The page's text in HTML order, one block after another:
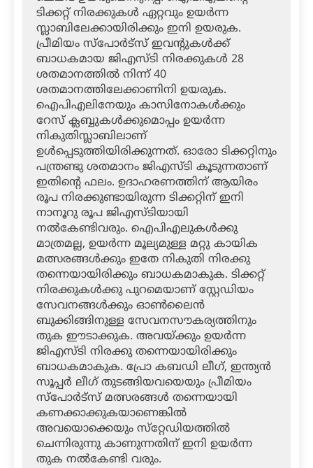
ടിക്കറ്റ് നിരക്കുകള്‍ ഏറ്റവും ഉയര്‍ന്ന
സ്ലാബിലേക്കായിരിക്കും ഇനി ഉയരുക.
പ്രീമിയം സ്‌പോര്‍ട്‌സ് ഇവന്റുകള്‍ക്ക്
ബാധകമായ ജിഎസ്ടി നിരക്കുകള്‍ 28
ശതമാനത്തില്‍ നിന്ന് 40
ശതമാനത്തിലേക്കാണിനി ഉയരുക.
ഐപിഎലിനേയും കാസിനോകള്‍ക്കും
റേസ് ക്ലബ്ബുകള്‍ക്കുമൊപ്പം ഉയര്‍ന്ന
നികുതിസ്ലാബിലാണ്
ഉള്‍പ്പെടുത്തിയിരിക്കുന്നത്. ഓരോ ടിക്കറ്റിനും
പന്ത്രണ്ടു ശതമാനം ജിഎസ്ടി കൂടുന്നതാണ്
ഇതിന്റെ ഫലം. ഉദാഹരണത്തിന് ആയിരം
രൂപ നിരക്കുണ്ടായിരുന്ന ടിക്കറ്റിന് ഇനി
നാനൂറു രൂപ ജിഎസ്ടിയായി
നല്‍കേണ്ടിവരും. ഐപിഎലുകള്‍ക്കു
മാത്രമല്ല, ഉയര്‍ന്ന മൂല്യമുള്ള മറ്റു കായിക
മത്സരങ്ങള്‍ക്കും ഇതേ നികുതി നിരക്കു
തന്നെയായിരിക്കും ബാധകമാകുക. ടിക്കറ്റ്
നിരക്കുകള്‍ക്കു പുറമെയാണ് സ്റ്റേഡിയം
സേവനങ്ങള്‍ക്കും ഓണ്‍ലൈന്‍
ബുക്കിങ്ങിനുള്ള സേവനസൗകര്യത്തിനും
തുക ഈടാക്കുക. അവയ്ക്കും ഉയര്‍ന്ന
ജിഎസ്ടി നിരക്കു തന്നെയായിരിക്കും
ബാധകമാകുക. പ്രോ കബഡി ലീഗ്, ഇന്ത്യന്‍
സൂപ്പര്‍ ലീഗ് തുടങ്ങിയവയെയും പ്രീമിയം
സ്‌പോര്‍ട്‌സ് മത്സരങ്ങള്‍ തന്നെയായി
കണക്കാക്കുകയാണെങ്കില്‍
അവയൊക്കെയും സ്‌റ്റേഡിയത്തില്‍
ചെന്നിരുന്നു കാണുന്നതിന് ഇനി ഉയര്‍ന്ന
തുക നല്‍കേണ്ടി വരും.